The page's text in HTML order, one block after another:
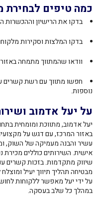
כמה טיפים לבחירת
בדקו את הרישיון וההכשרות
בדקו המלצות וסקירות
וודאו שהמתווך מתמחה
חפשו מתווך עם רשת קשרים
נוספות.
על יעל אדמוב
יעל אדמוב, מתווכת ומומחית
באזור המרכז, עם דגש על
עשיר והבנה מעמיקה של השוק,
אישית. השירותים כוללים מכירת
שיווק מתקדמות. בזכות קשרים
מבטיחה תהליך תיווך יעיל
על ידי יעל מאפשר ללקוחות לחוש
במהלך כל שלב בעסקה.